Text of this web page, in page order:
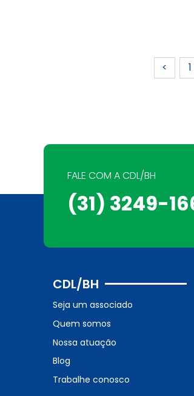
< 1
FALE COM A CDL/BH
(31) 3249-
CDL/BH
Seja um associado
Quem somos
Nossa atuação
Blog
Trabalhe conosco